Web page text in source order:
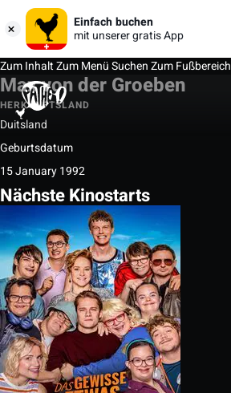
Einfach buchen
mit unserer gratis App
Zum InhaltZum MenüSuchenZum Fußbereich
Max von der Groeben
HERKUNFTSLAND
Duitsland
Geburtsdatum
15 January 1992
Nächste Kinostarts